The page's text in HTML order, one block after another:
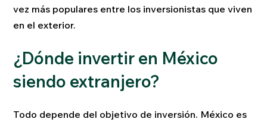
vez más populares entre los inversionistas que viven
en el exterior.
¿Dónde invertir en México
siendo extranjero?
Todo depende del objetivo de inversión. México es